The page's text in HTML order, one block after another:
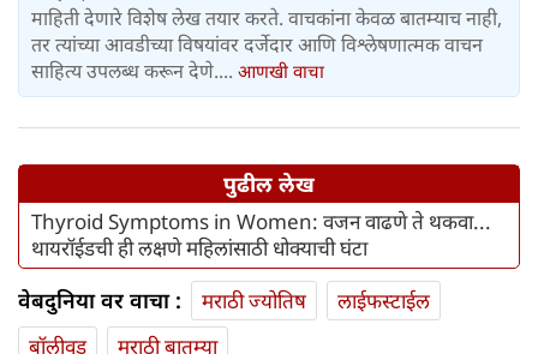
माहिती देणारे विशेष लेख तयार करते. वाचकांना केवळ बातम्याच नाही,
तर त्यांच्या आवडीच्या विषयांवर दर्जेदार आणि विश्लेषणात्मक वाचन
साहित्य उपलब्ध करून देणे.... आणखी वाचा
पुढील लेख
Thyroid Symptoms in Women: वजन वाढणे ते थकवा...
थायरॉईडची ही लक्षणे महिलांसाठी धोक्याची घंटा
वेबदुनिया वर वाचा : मराठी ज्योतिष
लाईफस्टाईल
बॉलीवूड
मराठी बातम्या